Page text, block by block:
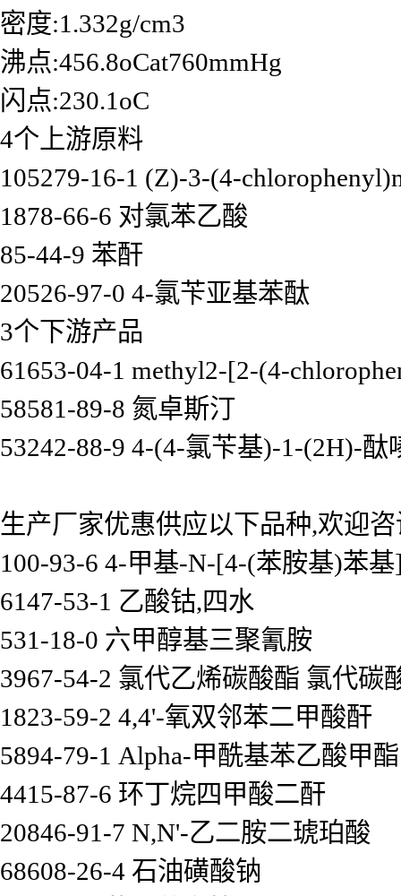
密度:1.332g/cm3
沸点:456.8oCat760mmHg
闪点:230.1oC
4个上游原料
105279-16-1 (Z)-3-(4-
1878-66-6 对氯苯乙酸
85-44-9 苯酐
20526-97-0 4-氯苄亚基苯酞
3个下游产品
61653-04-1 methyl2-[2-(4-
58581-89-8 氮卓斯汀
53242-88-9 4-(4-氯苄基)-1-(2H)-酞
生产厂家优惠供应以下品种,欢迎
100-93-6 4-甲基-N-[4-(苯胺基)苯
6147-53-1 乙酸钴,四水
531-18-0 六甲醇基三聚氰胺
3967-54-2 氯代乙烯碳酸酯 氯代碳
1823-59-2 4,4'-氧双邻苯二甲酸酐
5894-79-1 Alpha-甲酰基苯乙酸甲酯
4415-87-6 环丁烷四甲酸二酐
20846-91-7 N,N'-乙二胺二琥珀酸
68608-26-4 石油磺酸钠